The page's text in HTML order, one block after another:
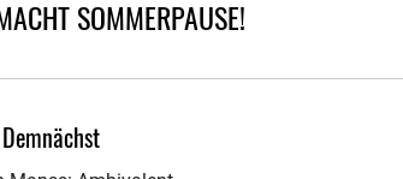
SOMMERPAUSE!
Demnächst